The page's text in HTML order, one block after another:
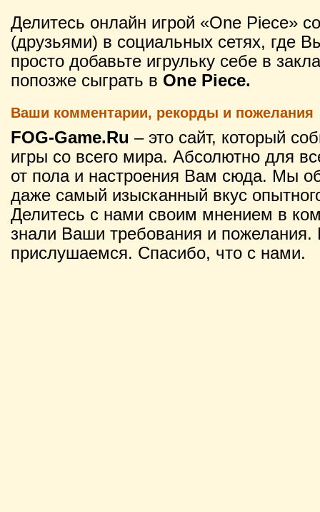
Делитесь онлайн игрой «One Piece»
(друзьями) в социальных сетях, где
просто добавьте игрульку себе в
попозже сыграть в One Piece.
Ваши комментарии, рекорды и пожелания
FOG-Game.Ru – это сайт, который
игры со всего мира. Абсолютно для
от пола и настроения Вам сюда. Мы
даже самый изысканный вкус
Делитесь с нами своим мнением в
знали Ваши требования и
прислушаемся. Спасибо, что с нами.